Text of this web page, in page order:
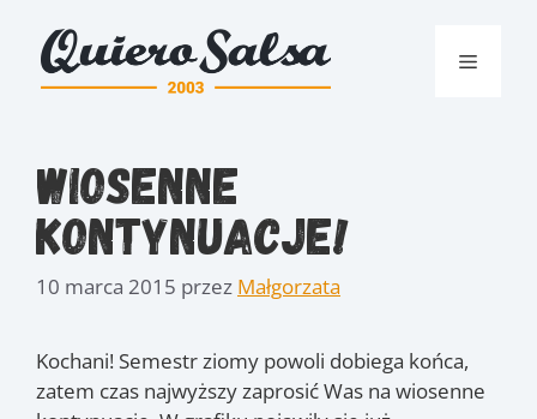
treści
Menu
Wiosenne
kontynuacje!
10 marca 2015 przez Małgorzata
Kochani! Semestr ziomy powoli dobiega końca,
zatem czas najwyższy zaprosić Was na wiosenne